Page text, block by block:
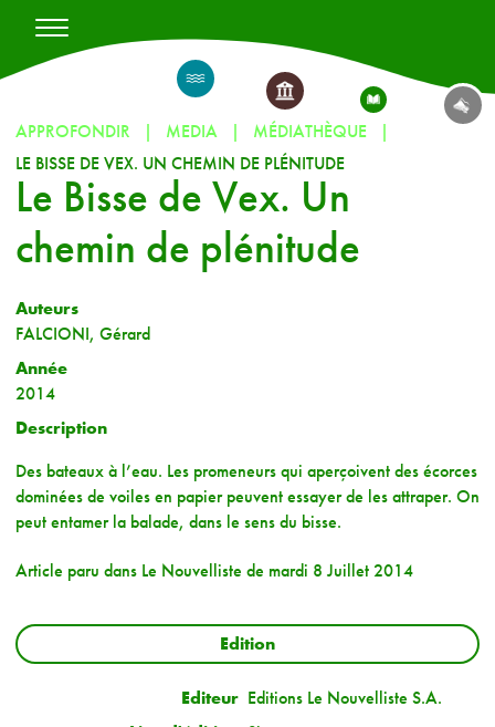
APPROFONDIR MEDIA
MÉDIATHÈQUE
LE BISSE DE VEX. UN CHEMIN DE PLÉNITUDE
Le Bisse de Vex. Un
chemin de plénitude
Auteurs
FALCIONI, Gérard
Année
2014
Description
Des bateaux à l’eau. Les promeneurs qui aperçoivent des écorces
dominées de voiles en papier peuvent essayer de les attraper. On
peut entamer la balade, dans le sens du bisse.
Article paru dans Le Nouvelliste de mardi 8 Juillet 2014
Edition
Editeur Editions Le Nouvelliste S.A.